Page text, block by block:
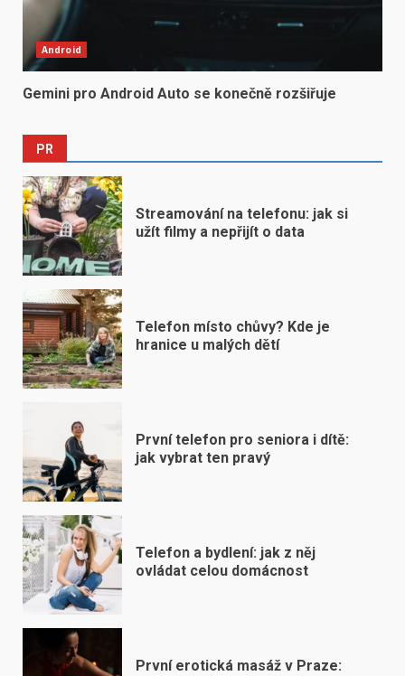
Android
Gemini pro Android Auto se konečně rozšiřuje
PR
Streamování na telefonu: jak si
užít filmy a nepřijít o data
Telefon místo chůvy? Kde je
hranice u malých dětí
První telefon pro seniora i dítě:
jak vybrat ten pravý
Telefon a bydlení: jak z něj
ovládat celou domácnost
První erotická masáž v Praze: